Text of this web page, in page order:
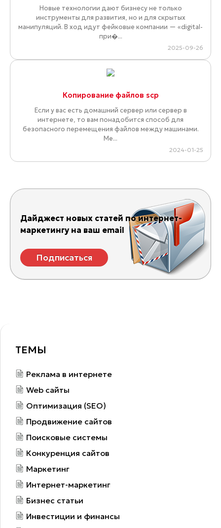
Новые технологии дают бизнесу не только
инструменты для развития, но и для скрытых
манипуляций. В ход идут фейковые компании — «digital-
при�...
2025-09-26
Копирование файлов scp
Если у вас есть домашний сервер или сервер в
интернете, то вам понадобится способ для
безопасного перемещения файлов между машинами.
Ме...
2024-01-25
Дайджест новых статей по интернет-
маркетингу на ваш email
Подписаться
ТЕМЫ
Реклама в интернете
Web сайты
Оптимизация (SEO)
Продвижение сайтов
Поисковые системы
Конкуренция сайтов
Маркетинг
Интернет-маркетинг
Бизнес статьи
Инвестиции и финансы